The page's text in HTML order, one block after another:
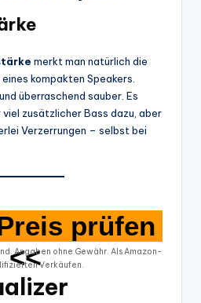
merkt man natürlich die
kompakten Speakers.
überraschend sauber. Es
zusätzlicher Bass dazu, aber
Verzerrungen – selbst bei
prüfen
<<
Angaben ohne Gewähr. Als Amazon-
Verkäufen.